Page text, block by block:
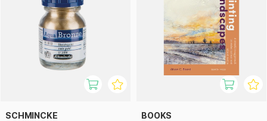
SCHMINCKE BOOKS